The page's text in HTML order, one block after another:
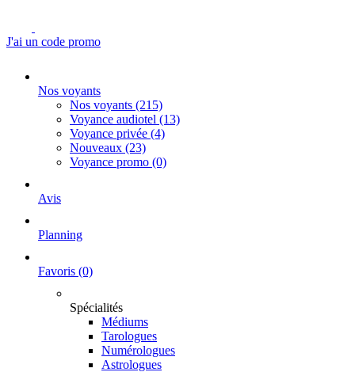
J'ai un code promo
Nos voyants
Nos voyants (215)
Voyance audiotel (13)
Voyance privée (4)
Nouveaux (23)
Voyance promo (0)
Avis
Planning
Favoris (0)
Spécialités
Médiums
Tarologues
Numérologues
Astrologues